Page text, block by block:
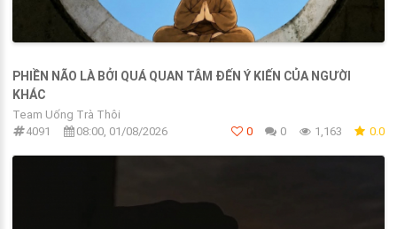
PHIỀN NÃO LÀ BỞI QUÁ QUAN TÂM ĐẾN Ý KIẾN CỦA NGƯỜI
KHÁC
Team Uống Trà Thôi
4091
08:00, 01/08/2026 0 0 1,163 0.0